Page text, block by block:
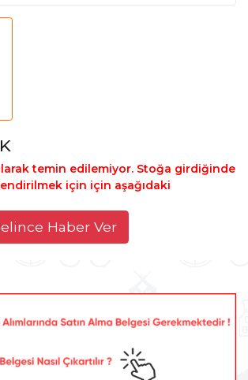
temin edilemiyor. Stoğa girdiğinde
için için aşağıdaki
Haber Ver